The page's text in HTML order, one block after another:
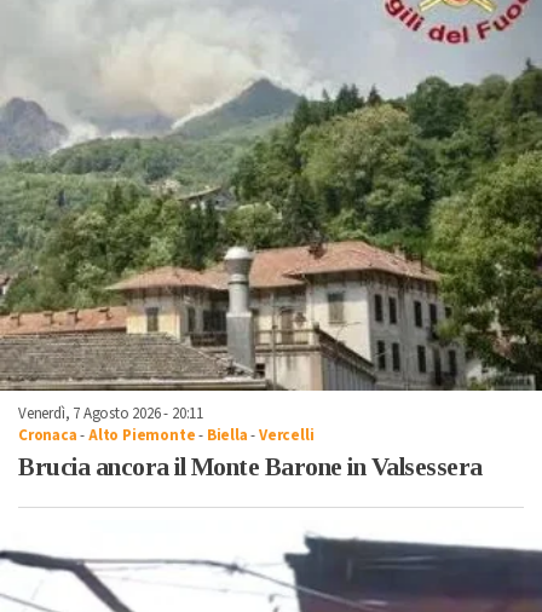
Venerdì, 7 Agosto 2026 - 20:11
Cronaca-Alto Piemonte- Biella-Vercelli
Brucia ancora il Monte Barone in Valsessera